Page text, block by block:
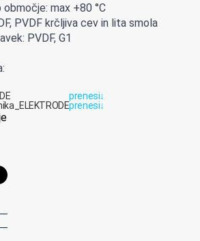
max +80 °C
PVDF krčljiva cev in lita smola
PVDF, G1
prenesi↓
prenesi↓